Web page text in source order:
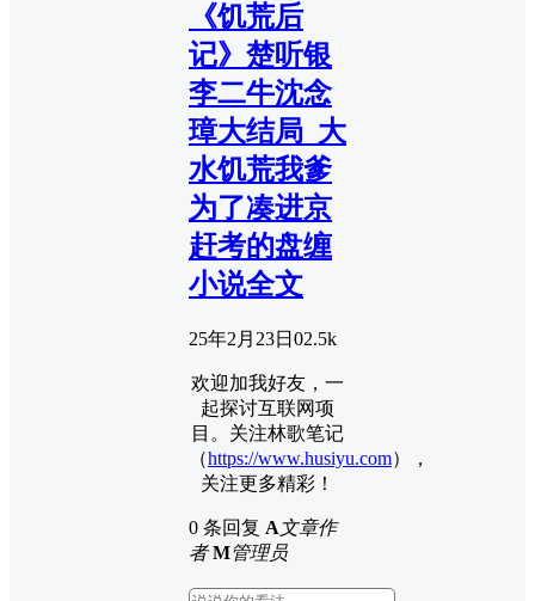
《饥荒后
记》楚听银
李二牛沈念
璋大结局_大
水饥荒我爹
为了凑进京
赶考的盘缠
小说全文
25年2月23日 02.5k
欢迎加我好友，一
起探讨互联网项
目。关注林歌笔记
（https://www.husiyu.com），
关注更多精彩！
0 条回复 A文章作
者 M管理员